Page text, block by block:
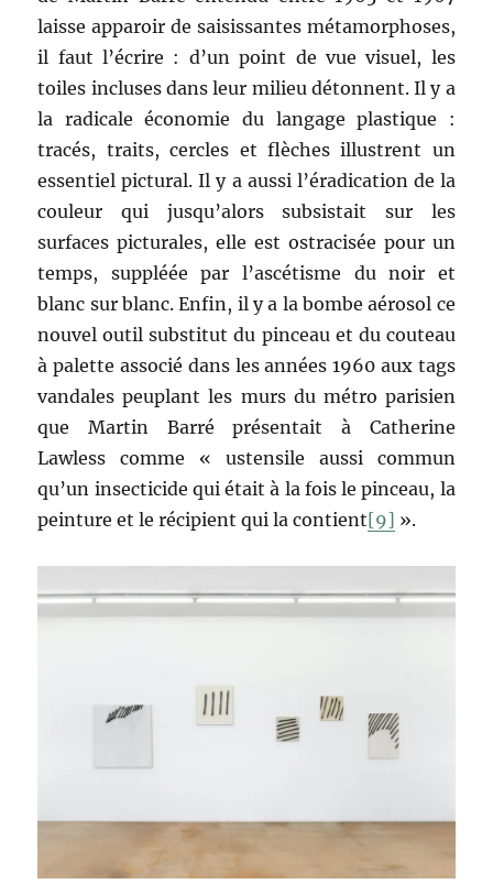
laisse apparoir de saisissantes métamorphoses,
il faut l’écrire : d’un point de vue visuel, les
toiles incluses dans leur milieu détonnent. Il y a
la radicale économie du langage plastique :
tracés, traits, cercles et flèches illustrent un
essentiel pictural. Il y a aussi l’éradication de la
couleur qui jusqu’alors subsistait sur les
surfaces picturales, elle est ostracisée pour un
temps, suppléée par l’ascétisme du noir et
blanc sur blanc. Enfin, il y a la bombe aérosol ce
nouvel outil substitut du pinceau et du couteau
à palette associé dans les années 1960 aux tags
vandales peuplant les murs du métro parisien
que Martin Barré présentait à Catherine
Lawless comme « ustensile aussi commun
qu’un insecticide qui était à la fois le pinceau, la
peinture et le récipient qui la contient[9] ».